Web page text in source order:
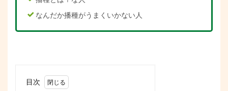
なんだか播種がうまくいかない人
目次